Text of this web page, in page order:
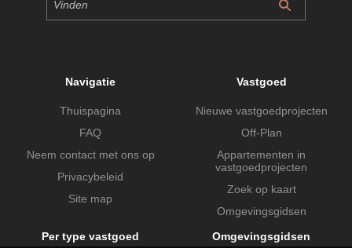
Navigatie
Thuispagina
FAQ
Neem contact met ons op
Privacybeleid
Site map
Vastgoed
Nieuwe vastgoedprojecten
Off-Plan
Appartementen in
vastgoedprojecten
Zoek op kaart
Omgevingsgidsen
Per type vastgoed
Omgevingsgidsen